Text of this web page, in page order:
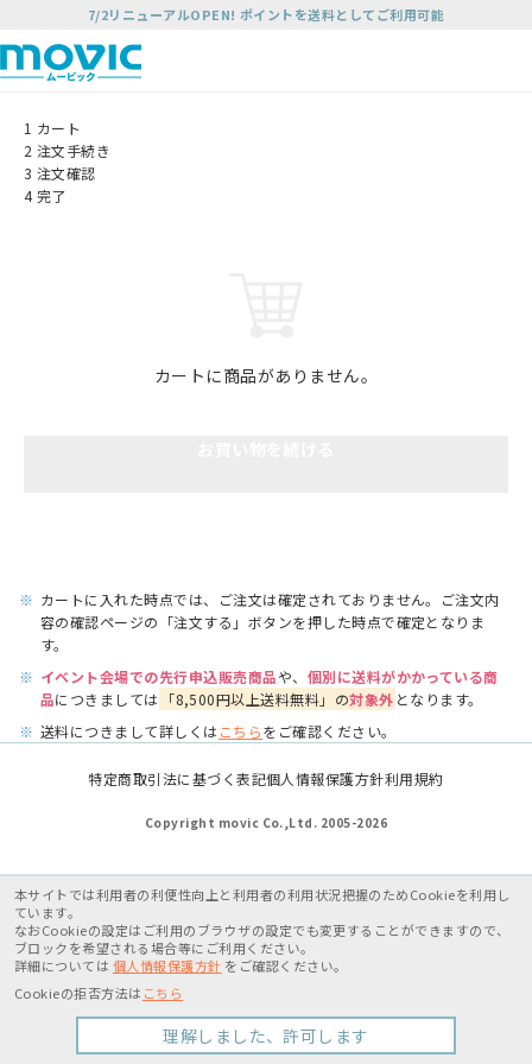
7/2リニューアルOPEN! ポイントを送料としてご利用可能
1 カート
2 注文手続き
3 注文確認
4 完了
カートに商品がありません。
※ カートに入れた時点では、ご注文は確定されておりません。ご注文内
容の確認ページの「注文する」ボタンを押した時点で確定となりま
す。
※ イベント会場での先行申込販売商品や、 個別に送料がかかっている商
品につきましては 「8,500円以上送料無料」の対象外 となります。
※ 送料につきまして詳しくはこちらをご確認ください。
特定商取引法に基づく表記個人情報保護方針利用規約
Copyright movic Co.,Ltd. 2005-2026
本サイトでは利用者の利便性向上と利用者の利用状況把握のためCookieを利用し
ています。
なおCookieの設定はご利用のブラウザの設定でも変更することができますので、
ブロックを希望される場合等にご利用ください。
詳細については 個人情報保護方針 をご確認ください。
Cookieの拒否方法は こちら
理解しました、許可します